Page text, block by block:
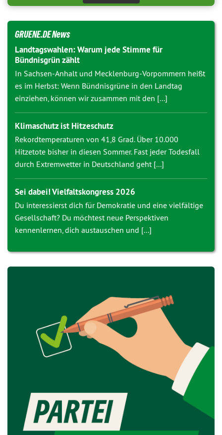
GRUENE.DE News
Landtagswahlen: Warum jede Stimme für
Bündnisgrün zählt
In Sachsen-Anhalt und Mecklenburg-Vorpommern heißt
es im Herbst: Wenn Bündnisgrüne in den Landtag
einziehen, können wir zusammen mit den [...]
Klimaschutz ist Hitzeschutz
Rekordtemperaturen von 41,8 Grad. Über 10.000
Hitzetote bisher in diesen Sommer. Fast jeder Todesfall
durch Extremwetter in Deutschland geht [...]
Sei dabei! Vielfaltskongress 2026
Du interessierst dich für Demokratie und eine vielfältige
Gesellschaft? Du möchtest neue Perspektiven
kennenlernen, dich austauschen und [...]